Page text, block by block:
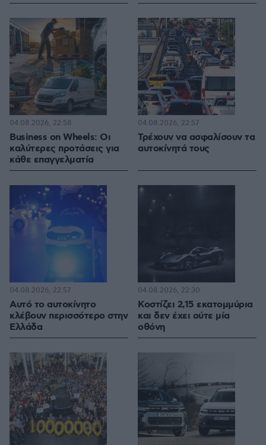
Business on Wheels: Οι
καλύτερες προτάσεις για
κάθε επαγγελματία
04.08.2026, 22:58
Τρέχουν να ασφαλίσουν τα
αυτοκίνητά τους
04.08.2026, 22:57
Αυτό το αυτοκίνητο
κλέβουν περισσότερο στην
Ελλάδα
04.08.2026, 22:57
Κοστίζει 2,15 εκατομμύρια
και δεν έχει ούτε μία
οθόνη
04.08.2026, 22:30